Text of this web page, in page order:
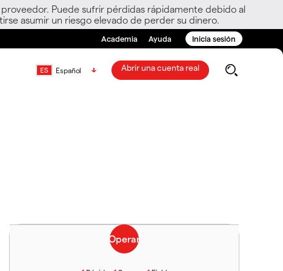
Puede sufrir pérdidas rápidamente debido al
asumir un riesgo elevado de perder su dinero.
Academia Ayuda Inicia sesión
Español Abrir una cuenta real